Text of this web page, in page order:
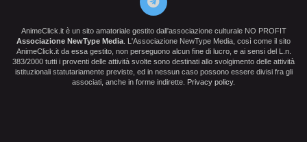
AnimeClick.it è un sito amatoriale gestito dall'associazione culturale NO PROFIT
Associazione NewType Media . L'Associazione NewType Media, così come il sito
AnimeClick.it da essa gestito, non perseguono alcun fine di lucro, e ai sensi del L.n.
383/2000 tutti i proventi delle attività svolte sono destinati allo svolgimento delle attività
istituzionali statutariamente previste, ed in nessun caso possono essere divisi fra gli
associati, anche in forme indirette. Privacy policy.